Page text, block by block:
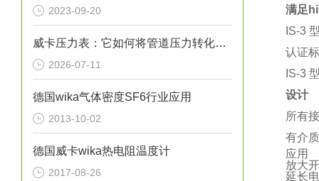
2023-09-20
威卡压力表：它如何将管道压力转化为指针读数？
2026-07-11
德国wika气体密度SF6行业应用
2013-10-02
德国威卡wika热电阻温度计
2017-08-26
满足
IS-3
认证
IS-3
设计
所有
有介
应用
放大
延长